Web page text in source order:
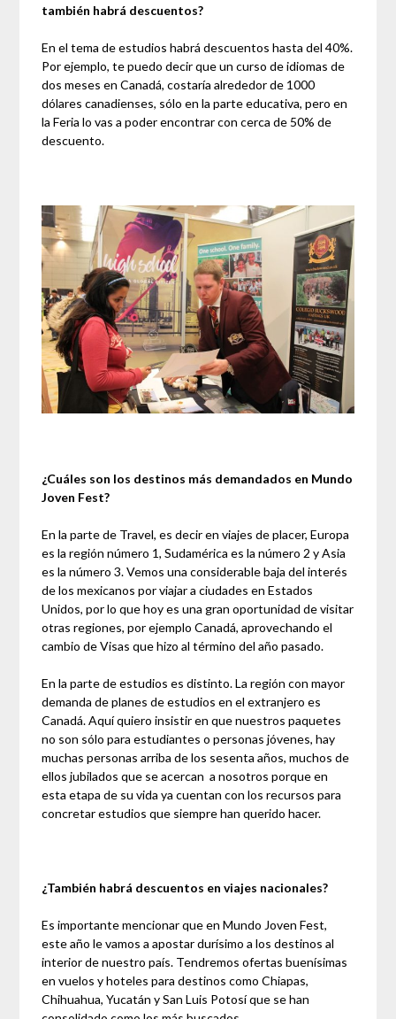
también habrá descuentos?
En el tema de estudios habrá descuentos hasta del 40%.
Por ejemplo, te puedo decir que un curso de idiomas de
dos meses en Canadá, costaría alrededor de 1000
dólares canadienses, sólo en la parte educativa, pero en
la Feria lo vas a poder encontrar con cerca de 50% de
descuento.
¿Cuáles son los destinos más demandados en Mundo
Joven Fest?
En la parte de Travel, es decir en viajes de placer, Europa
es la región número 1, Sudamérica es la número 2 y Asia
es la número 3. Vemos una considerable baja del interés
de los mexicanos por viajar a ciudades en Estados
Unidos, por lo que hoy es una gran oportunidad de visitar
otras regiones, por ejemplo Canadá, aprovechando el
cambio de Visas que hizo al término del año pasado.
En la parte de estudios es distinto. La región con mayor
demanda de planes de estudios en el extranjero es
Canadá. Aquí quiero insistir en que nuestros paquetes
no son sólo para estudiantes o personas jóvenes, hay
muchas personas arriba de los sesenta años, muchos de
ellos jubilados que se acercan a nosotros porque en
esta etapa de su vida ya cuentan con los recursos para
concretar estudios que siempre han querido hacer.
¿También habrá descuentos en viajes nacionales?
Es importante mencionar que en Mundo Joven Fest,
este año le vamos a apostar durísimo a los destinos al
interior de nuestro país. Tendremos ofertas buenísimas
en vuelos y hoteles para destinos como Chiapas,
Chihuahua, Yucatán y San Luis Potosí que se han